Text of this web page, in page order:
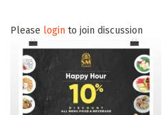
Please login to join discussion